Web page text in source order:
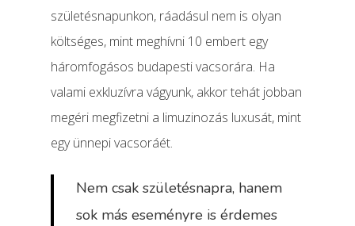
születésnapunkon, ráadásul nem is olyan
költséges, mint meghívni 10 embert egy
háromfogásos budapesti vacsorára. Ha
valami exkluzívra vágyunk, akkor tehát jobban
megéri megfizetni a limuzinozás luxusát, mint
egy ünnepi vacsoráét.
Nem csak születésnapra, hanem
sok más eseményre is érdemes
Limuzin Bérlés
Hummer Limuzin
Részletek
Telefonszám: +3620 319